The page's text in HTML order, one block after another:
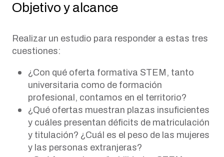
Objetivo y alcance
Realizar un estudio para responder a estas tres
cuestiones:
¿Con qué oferta formativa STEM, tanto
universitaria como de formación
profesional, contamos en el territorio?
¿Qué ofertas muestran plazas insuficientes
y cuáles presentan déficits de matriculación
y titulación? ¿Cuál es el peso de las mujeres
y las personas extranjeras?